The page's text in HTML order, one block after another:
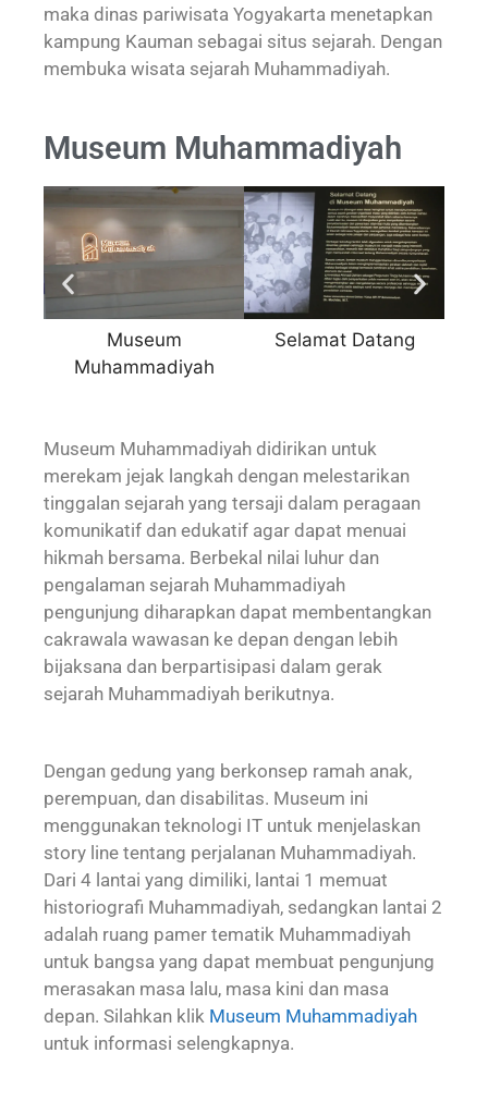
maka dinas pariwisata Yogyakarta menetapkan
kampung Kauman sebagai situs sejarah. Dengan
membuka wisata sejarah Muhammadiyah.
Museum Muhammadiyah
Museum
Muhammadiyah
Selamat Datang
Museum Muhammadiyah didirikan untuk
merekam jejak langkah dengan melestarikan
tinggalan sejarah yang tersaji dalam peragaan
komunikatif dan edukatif agar dapat menuai
hikmah bersama. Berbekal nilai luhur dan
pengalaman sejarah Muhammadiyah
pengunjung diharapkan dapat membentangkan
cakrawala wawasan ke depan dengan lebih
bijaksana dan berpartisipasi dalam gerak
sejarah Muhammadiyah berikutnya.
Dengan gedung yang berkonsep ramah anak,
perempuan, dan disabilitas. Museum ini
menggunakan teknologi IT untuk menjelaskan
story line tentang perjalanan Muhammadiyah.
Dari 4 lantai yang dimiliki, lantai 1 memuat
historiografi Muhammadiyah, sedangkan lantai 2
adalah ruang pamer tematik Muhammadiyah
untuk bangsa yang dapat membuat pengunjung
merasakan masa lalu, masa kini dan masa
depan. Silahkan klik Museum Muhammadiyah
untuk informasi selengkapnya.